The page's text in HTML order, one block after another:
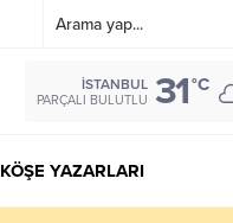
İSTANBUL
PARÇALI BULUTLU 31°C
KÖŞE YAZARLARI